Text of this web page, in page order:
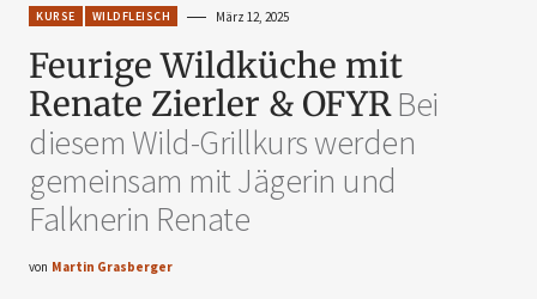
KURSE WILDFLEISCH März 12, 2025
Feurige Wildküche mit
Renate Zierler & OFYRBei
diesem Wild-Grillkurs werden
gemeinsam mit Jägerin und
Falknerin Renate
von Martin Grasberger